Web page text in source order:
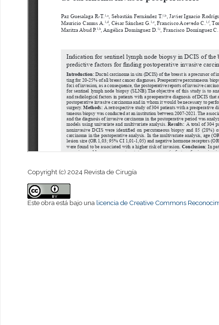
Copyright (c) 2024 Revista de Cirugía
Este obra está bajo una licencia de Creative Commons